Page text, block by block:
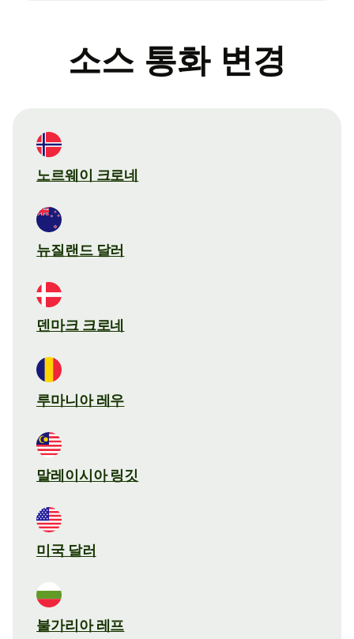
소스 통화 변경
노르웨이 크로네
뉴질랜드 달러
덴마크 크로네
루마니아 레우
말레이시아 링깃
미국 달러
불가리아 레프